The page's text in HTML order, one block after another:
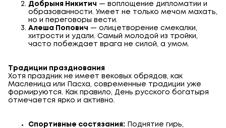
Добрыня Никитич — воплощение дипломатии и
образованности. Умеет не только мечом махать,
но и переговоры вести.
Алеша Попович — олицетворение смекалки,
хитрости и удали. Самый молодой из тройки,
часто побеждает врага не силой, а умом.
Традиции празднования
Хотя праздник не имеет вековых обрядов, как
Масленица или Пасха, современные традиции уже
формируются. Как правило, День русского богатыря
отмечается ярко и активно.
Спортивные состязания: Поднятие гирь,